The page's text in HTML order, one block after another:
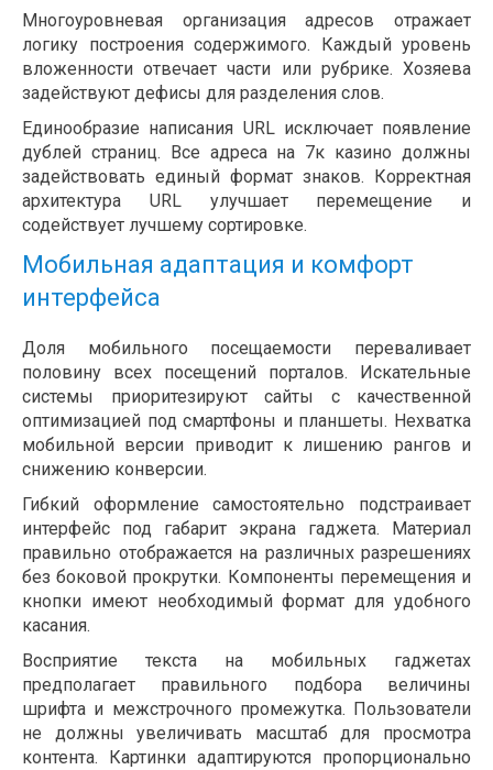
Многоуровневая организация адресов отражает
логику построения содержимого. Каждый уровень
вложенности отвечает части или рубрике. Хозяева
задействуют дефисы для разделения слов.
Единообразие написания URL исключает появление
дублей страниц. Все адреса на 7к казино должны
задействовать единый формат знаков. Корректная
архитектура URL улучшает перемещение и
содействует лучшему сортировке.
Мобильная адаптация и комфорт
интерфейса
Доля мобильного посещаемости переваливает
половину всех посещений порталов. Искательные
системы приоритезируют сайты с качественной
оптимизацией под смартфоны и планшеты. Нехватка
мобильной версии приводит к лишению рангов и
снижению конверсии.
Гибкий оформление самостоятельно подстраивает
интерфейс под габарит экрана гаджета. Материал
правильно отображается на различных разрешениях
без боковой прокрутки. Компоненты перемещения и
кнопки имеют необходимый формат для удобного
касания.
Восприятие текста на мобильных гаджетах
предполагает правильного подбора величины
шрифта и межстрочного промежутка. Пользователи
не должны увеличивать масштаб для просмотра
контента. Картинки адаптируются пропорционально